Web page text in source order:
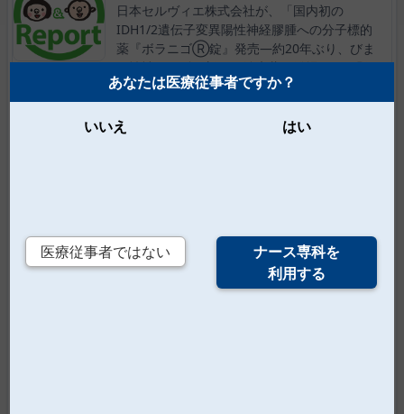
日本セルヴィエ株式会社が、「国内初の
IDH1/2遺伝子変異陽性神経膠腫への分子標的
薬『ボラニゴⓇ錠』発売―約20年ぶり、びま
ん性神経膠腫に新たな治療薬が登場―」と題
したメディアセミナーを開催しました。ここ
では、齋藤竜太先生（名古屋大学大学院 医学
系研究科脳神経外科学 教授）の講演
2026/5/22
糖尿病患者さんへのフットケア 基本と実践｜2026年3
あなたは医療従事者ですか？
いいえ
医療従事者ではない
はい
ナース専科を
利用する